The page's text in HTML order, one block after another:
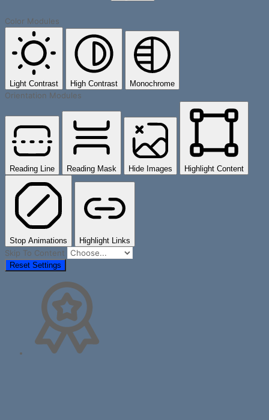
Color Modules
Light Contrast High Contrast Monochrome
Orientation Modules
Reading Line Reading Mask Hide Images Highlight Content
Stop Animations Highlight Links
Skip To Content
Reset Settings